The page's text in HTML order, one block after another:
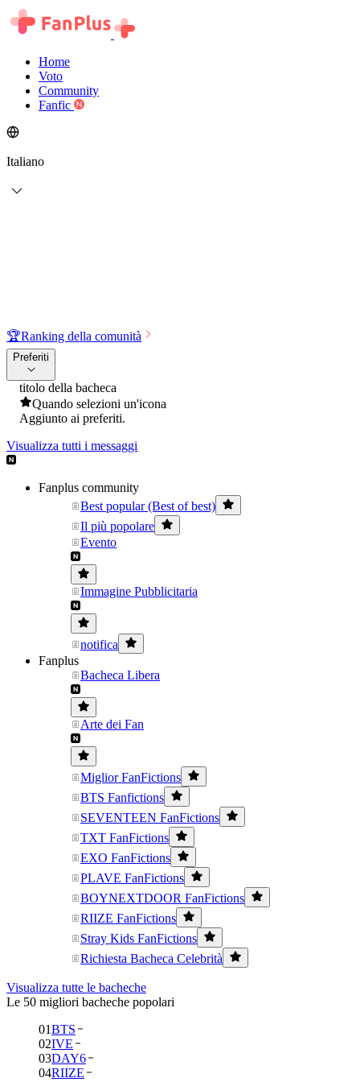
Home
Voto
Community
Fanfic
Italiano
🏆Ranking della comunità
Preferiti
titolo della bacheca
Quando selezioni un'icona
Aggiunto ai preferiti.
Visualizza tutti i messaggi
Fanplus community
Best popular (Best of best)
Il più popolare
Evento
Immagine Pubblicitaria
notifica
Fanplus
Bacheca Libera
Arte dei Fan
Miglior FanFictions
BTS Fanfictions
SEVENTEEN FanFictions
TXT FanFictions
EXO FanFictions
PLAVE FanFictions
BOYNEXTDOOR FanFictions
RIIZE FanFictions
Stray Kids FanFictions
Richiesta Bacheca Celebrità
Visualizza tutte le bacheche
Le 50 migliori bacheche popolari
01BTS
02IVE
03DAY6
04RIIZE